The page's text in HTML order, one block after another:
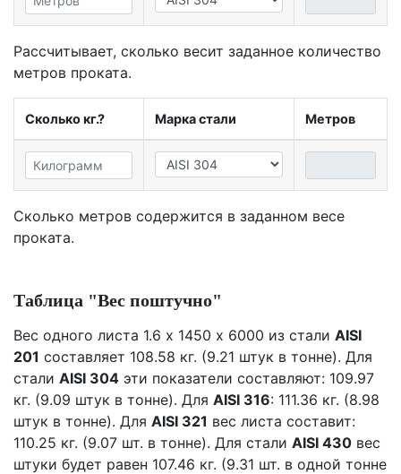
Рассчитывает, сколько весит заданное количество
метров проката.
Сколько кг.? Марка стали Метров
Сколько метров содержится в заданном весе
проката.
Таблица "Вес поштучно"
Вес одного листа 1.6 х 1450 х 6000 из стали AISI
201 составляет 108.58 кг. (9.21 штук в тонне). Для
стали AISI 304 эти показатели составляют: 109.97
кг. (9.09 штук в тонне). Для AISI 316: 111.36 кг. (8.98
штук в тонне). Для AISI 321 вес листа составит:
110.25 кг. (9.07 шт. в тонне). Для стали AISI 430 вес
штуки будет равен 107.46 кг. (9.31 шт. в одной тонне